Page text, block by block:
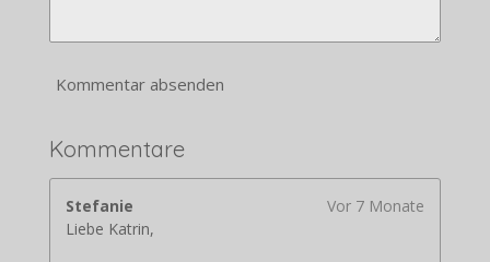
Kommentar absenden
Kommentare
Stefanie
Vor 7 Monate
Liebe Katrin,